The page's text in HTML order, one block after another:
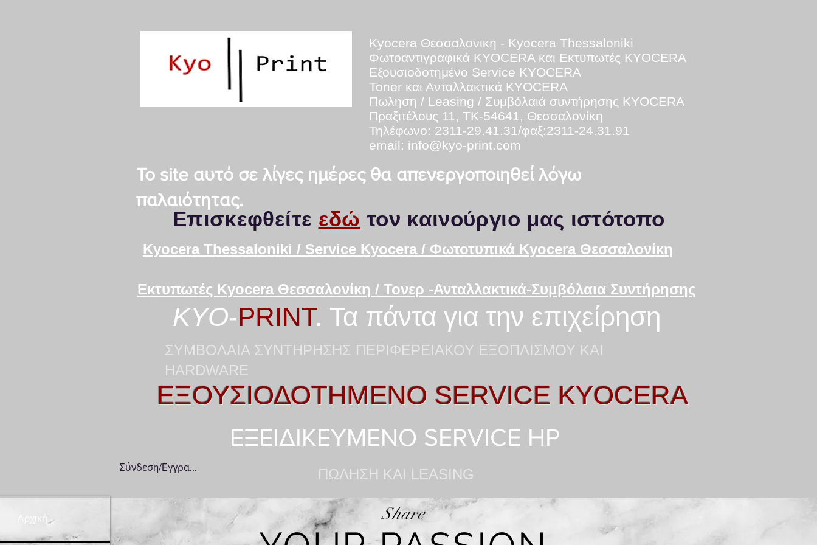
Kyocera Θεσσαλονικη - Kyocera Thessaloniki
Φωτοαντιγραφικά KYOCERA και Εκτυπωτές KYOCERA
Εξουσιοδοτημένο Service KYOCERA
Toner και Ανταλλακτικά KYOCERA
Πωληση / Leasing / Συμβόλαιά συντήρησης KYOCERA
Πραξιτέλους 11, ΤΚ-54641, Θεσσαλονίκη
Τηλέφωνο: 2311-29.41.31/φαξ:2311-24.31.91
email: info@kyo-print.com
Το site αυτό σε λίγες ημέρες θα απενεργοποιηθεί λόγω
παλαιότητας.
Επισκεφθείτε εδώ τον καινούργιο μας ιστότοπο
Kyocera Τhessaloniki / Service Kyocera / Φωτοτυπικά Kyocera Θεσσαλονίκη
Εκτυπωτές Kyocera Θεσσαλονίκη / Τονερ -Ανταλλακτικά-Συμβόλαια Συντήρησης
KYO-PRINT. Τα πάντα για την επιχείρηση
ΣΥΜΒΟΛΑΙΑ ΣΥΝΤΗΡΗΣΗΣ ΠΕΡΙΦΕΡΕΙΑΚΟΥ ΕΞΟΠΛΙΣΜΟΥ ΚΑΙ
HARDWARE
ΕΞΟΥΣΙΟΔΟΤΗΜΕΝΟ SERVICE KYOCERA
Σύνδεση/Εγγραφή
ΕΞΕΙΔΙΚΕΥΜΕΝΟ SERVICE HP
ΠΩΛΗΣΗ KAI LEASING
Share
Αρχική